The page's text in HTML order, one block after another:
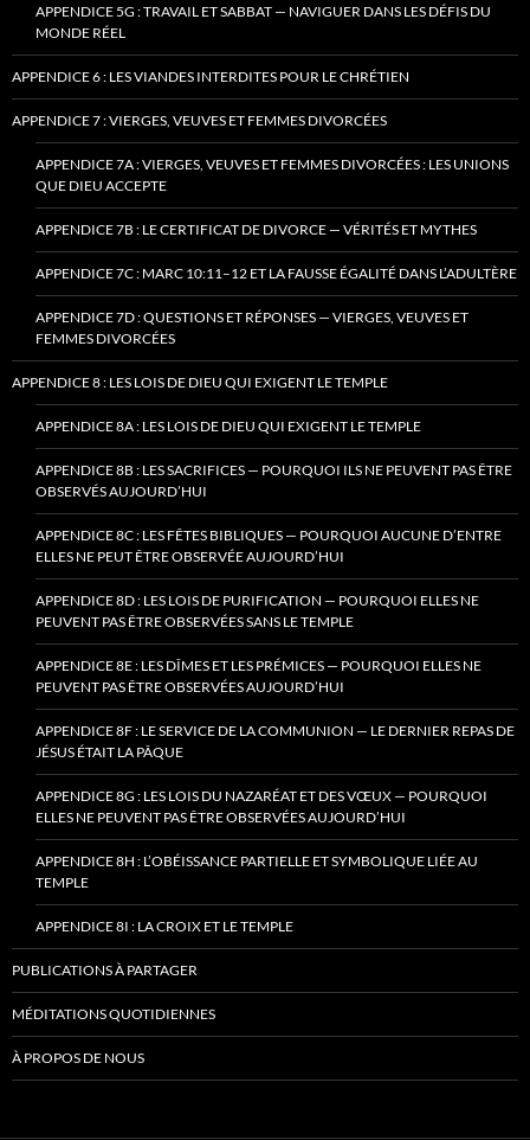
APPENDICE 5G : TRAVAIL ET SABBAT — NAVIGUER DANS LES DÉFIS DU
MONDE RÉEL
APPENDICE 6 : LES VIANDES INTERDITES POUR LE CHRÉTIEN
APPENDICE 7 : VIERGES, VEUVES ET FEMMES DIVORCÉES
APPENDICE 7A : VIERGES, VEUVES ET FEMMES DIVORCÉES : LES UNIONS
QUE DIEU ACCEPTE
APPENDICE 7B : LE CERTIFICAT DE DIVORCE — VÉRITÉS ET MYTHES
APPENDICE 7C : MARC 10:11–12 ET LA FAUSSE ÉGALITÉ DANS L’ADULTÈRE
APPENDICE 7D : QUESTIONS ET RÉPONSES — VIERGES, VEUVES ET
FEMMES DIVORCÉES
APPENDICE 8 : LES LOIS DE DIEU QUI EXIGENT LE TEMPLE
APPENDICE 8A : LES LOIS DE DIEU QUI EXIGENT LE TEMPLE
APPENDICE 8B : LES SACRIFICES — POURQUOI ILS NE PEUVENT PAS ÊTRE
OBSERVÉS AUJOURD’HUI
APPENDICE 8C : LES FÊTES BIBLIQUES — POURQUOI AUCUNE D’ENTRE
ELLES NE PEUT ÊTRE OBSERVÉE AUJOURD’HUI
APPENDICE 8D : LES LOIS DE PURIFICATION — POURQUOI ELLES NE
PEUVENT PAS ÊTRE OBSERVÉES SANS LE TEMPLE
APPENDICE 8E : LES DÎMES ET LES PRÉMICES — POURQUOI ELLES NE
PEUVENT PAS ÊTRE OBSERVÉES AUJOURD’HUI
APPENDICE 8F : LE SERVICE DE LA COMMUNION — LE DERNIER REPAS DE
JÉSUS ÉTAIT LA PÂQUE
APPENDICE 8G : LES LOIS DU NAZARÉAT ET DES VŒUX — POURQUOI
ELLES NE PEUVENT PAS ÊTRE OBSERVÉES AUJOURD’HUI
APPENDICE 8H : L’OBÉISSANCE PARTIELLE ET SYMBOLIQUE LIÉE AU
TEMPLE
APPENDICE 8I : LA CROIX ET LE TEMPLE
PUBLICATIONS À PARTAGER
MÉDITATIONS QUOTIDIENNES
À PROPOS DE NOUS